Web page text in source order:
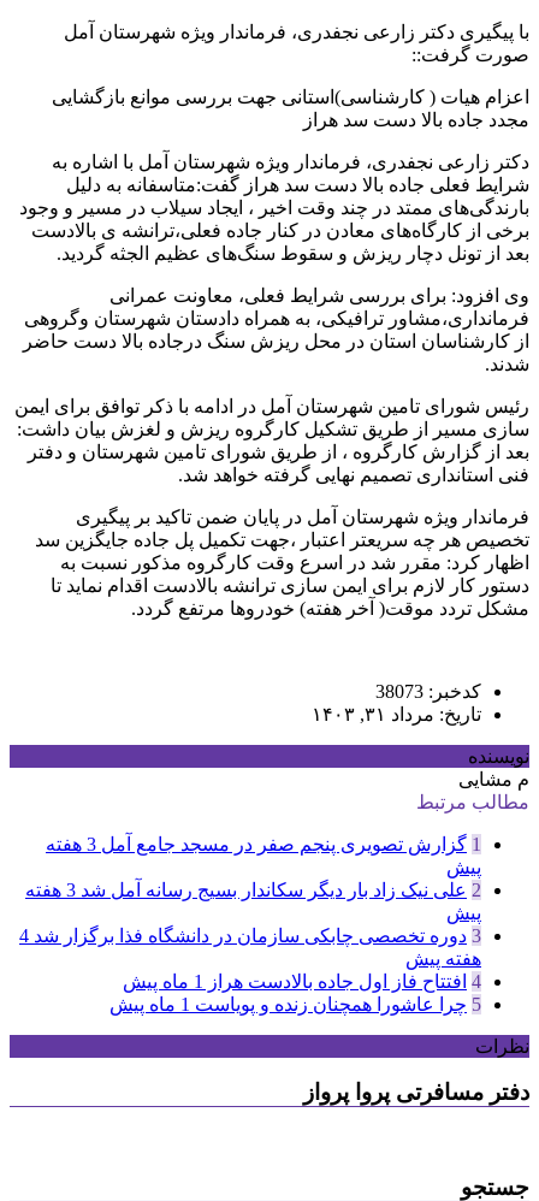
با پیگیری دکتر زارعی نجفدری، فرماندار ویژه شهرستان آمل
صورت گرفت::
اعزام هیات ( کارشناسی)استانی جهت بررسی موانع بازگشایی
مجدد جاده بالا دست سد هراز
دکتر زارعی نجفدری، فرماندار ویژه شهرستان آمل با اشاره به
شرایط فعلی جاده بالا دست سد هراز گفت:متاسفانه به دلیل
بارندگی‌های ممتد در چند وقت اخیر ، ایجاد سیلاب در مسیر و وجود
برخی از کارگاه‌های معادن در کنار جاده فعلی،ترانشه ی بالادست
بعد از تونل دچار ریزش و سقوط سنگ‌های عظیم الجثه گردید.
وی افزود: برای بررسی شرایط فعلی، معاونت عمرانی
فرمانداری،مشاور ترافیکی، به همراه دادستان شهرستان وگروهی
از کارشناسان استان در محل ریزش سنگ درجاده بالا دست حاضر
شدند.
رئیس شورای تامین شهرستان آمل در ادامه با ذکر توافق برای ایمن
سازی مسیر از طریق تشکیل کارگروه ریزش و لغزش بیان داشت:
بعد از گزارش کارگروه ، از طریق شورای تامین شهرستان و دفتر
فنی استانداری تصمیم نهایی گرفته خواهد شد.
فرماندار ویژه شهرستان آمل در پایان ضمن تاکید بر پیگیری
تخصیص هر چه سریعتر اعتبار ،جهت تکمیل پل جاده جایگزین سد
اظهار کرد: مقرر شد در اسرع وقت کارگروه مذکور نسبت به
دستور کار لازم برای ایمن سازی ترانشه بالادست اقدام نماید تا
مشکل تردد موقت( آخر هفته) خودروها مرتفع گردد.
کدخبر: 38073
تاریخ: مرداد ۳۱, ۱۴۰۳
نویسنده
م مشایی
مطالب مرتبط
1 گزارش تصویری پنجم صفر در مسجد جامع آمل
3 هفته
پیش
2 علی نیک زاد بار دیگر سکاندار بسیج رسانه آمل شد
3 هفته
پیش
3 دوره تخصصی چابکی سازمان در دانشگاه فذا برگزار شد 4
هفته پیش
4 افتتاح فاز اول جاده بالادست هراز
1 ماه پیش
5 چرا عاشورا همچنان زنده و پویاست 1 ماه پیش
نظرات
دفتر مسافرتی پروا پرواز
جستجو